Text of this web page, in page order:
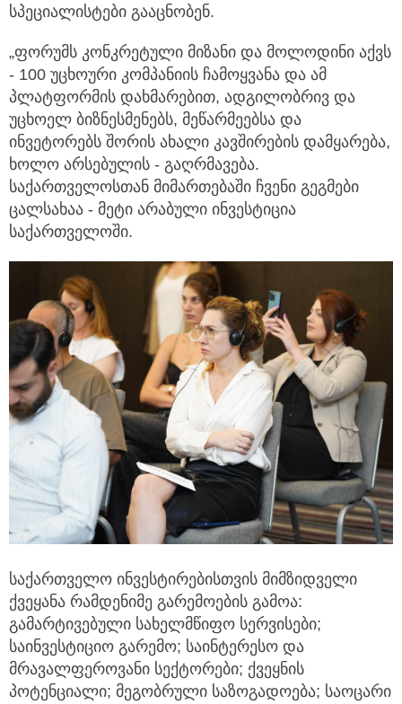
სპეციალისტები გააცნობენ.
„ფორუმს კონკრეტული მიზანი და მოლოდინი აქვს
- 100 უცხოური კომპანიის ჩამოყვანა და ამ
პლატფორმის დახმარებით, ადგილობრივ და
უცხოელ ბიზნესმენებს, მეწარმეებსა და
ინვეტორებს შორის ახალი კავშირების დამყარება,
ხოლო არსებულის - გაღრმავება.
საქართველოსთან მიმართებაში ჩვენი გეგმები
ცალსახაა - მეტი არაბული ინვესტიცია
საქართველოში.
საქართველო ინვესტირებისთვის მიმზიდველი
ქვეყანა რამდენიმე გარემოების გამოა:
გამარტივებული სახელმწიფო სერვისები;
საინვესტიციო გარემო; საინტერესო და
მრავალფეროვანი სექტორები; ქვეყნის
პოტენციალი; მეგობრული საზოგადოება; საოცარი